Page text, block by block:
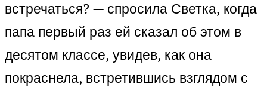
встречаться? — спросила Светка, когда
папа первый раз ей сказал об этом в
десятом классе, увидев, как она
покраснела, встретившись взглядом с